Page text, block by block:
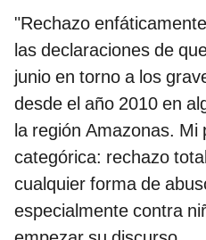
"Rechazo
las declaraciones de
junio en torno a los
desde el año 2010 en
la región Amazonas. Mi
categórica: rechazo
cualquier forma de
especialmente contra